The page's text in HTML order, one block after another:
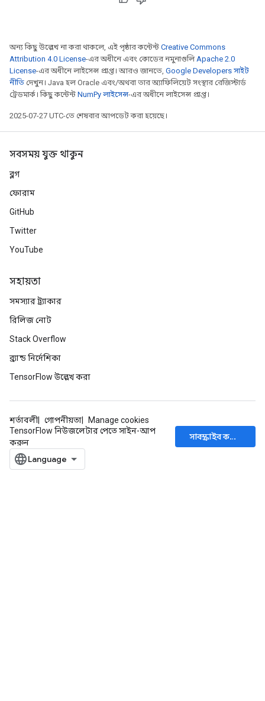
অন্য কিছু উল্লেখ না করা থাকলে, এই পৃষ্ঠার কন্টেন্ট Creative Commons
Attribution 4.0 License-এর অধীনে এবং কোডের নমুনাগুলিApache 2.0
License-এর অধীনে লাইসেন্স প্রাপ্ত। আরও জানতে, Google Developers সাইট
নীতি দেখুন। Java হল Oracle এবং/অথবা তার অ্যাফিলিয়েট সংস্থার রেজিস্টার্ড
ট্রেডমার্ক। কিছু কন্টেন্ট NumPy লাইসেন্স-এর অধীনে লাইসেন্স প্রাপ্ত।
2025-07-27 UTC-তে শেষবার আপডেট করা হয়েছে।
সবসময় যুক্ত থাকুন
ব্লগ
ফোরাম
GitHub
Twitter
YouTube
সহায়তা
সমস্যার ট্র্যাকার
রিলিজ নোট
Stack Overflow
ব্র্যান্ড নির্দেশিকা
TensorFlow উল্লেখ করা
শর্তাবলী গোপনীয়তা
Manage cookies
TensorFlow নিউজলেটার পেতে সাইন-আপ
করুন
সাবস্ক্রাইব করুন